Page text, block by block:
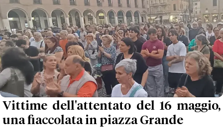
Vittime dell'attentato del 16 maggio,
una fiaccolata in piazza Grande